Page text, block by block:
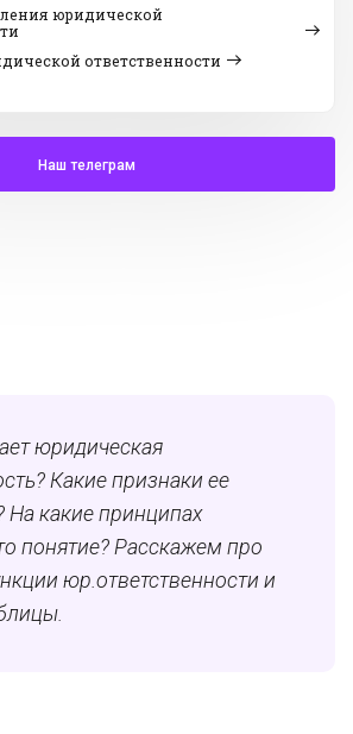
юридической
ответственности
Наш телеграм
юридическая
Какие признаки ее
На какие принципах
понятие? Расскажем про
юр.ответственности и